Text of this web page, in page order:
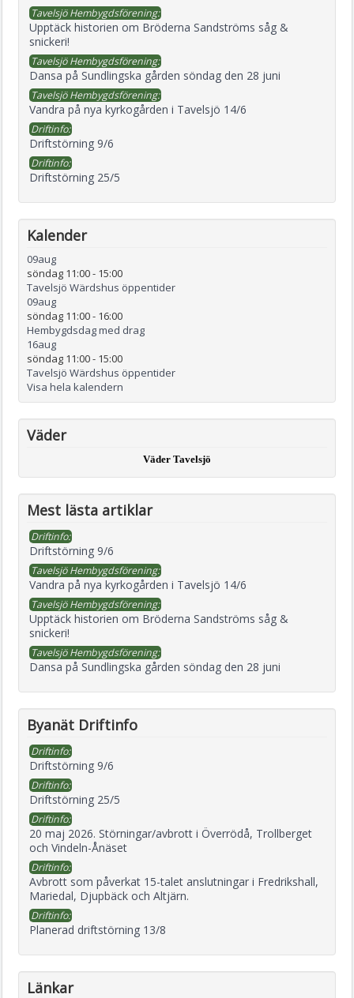
Tavelsjö Hembygdsförening:
Upptäck historien om Bröderna Sandströms såg &
snickeri!
Tavelsjö Hembygdsförening:
Dansa på Sundlingska gården söndag den 28 juni
Tavelsjö Hembygdsförening:
Vandra på nya kyrkogården i Tavelsjö 14/6
Driftinfo:
Driftstörning 9/6
Driftinfo:
Driftstörning 25/5
Kalender
09aug
söndag 11:00- 15:00
Tavelsjö Wärdshus öppentider
09aug
söndag 11:00- 16:00
Hembygdsdag med drag
16aug
söndag 11:00- 15:00
Tavelsjö Wärdshus öppentider
Visa hela kalendern
Väder
Väder Tavelsjö
Mest lästa artiklar
Driftinfo:
Driftstörning 9/6
Tavelsjö Hembygdsförening:
Vandra på nya kyrkogården i Tavelsjö 14/6
Tavelsjö Hembygdsförening:
Upptäck historien om Bröderna Sandströms såg &
snickeri!
Tavelsjö Hembygdsförening:
Dansa på Sundlingska gården söndag den 28 juni
Byanät Driftinfo
Driftinfo:
Driftstörning 9/6
Driftinfo:
Driftstörning 25/5
Driftinfo:
20 maj 2026. Störningar/avbrott i Överrödå, Trollberget
och Vindeln-Ånäset
Driftinfo:
Avbrott som påverkat 15-talet anslutningar i Fredrikshall,
Mariedal, Djupbäck och Altjärn.
Driftinfo:
Planerad driftstörning 13/8
Länkar